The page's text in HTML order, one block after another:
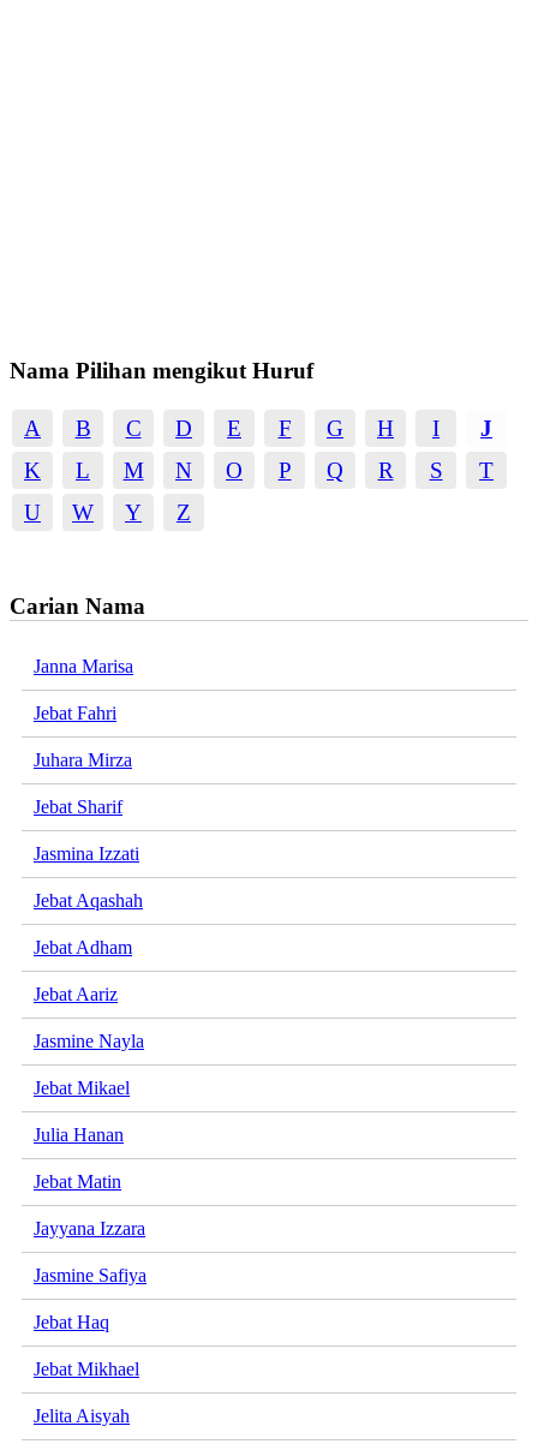
Nama Pilihan mengikut Huruf
A B C D E F G H I
J
K
L M N O P Q R S
T
U
W Y Z
Carian Nama
Janna Marisa
Jebat Fahri
Juhara Mirza
Jebat Sharif
Jasmina Izzati
Jebat Aqashah
Jebat Adham
Jebat Aariz
Jasmine Nayla
Jebat Mikael
Julia Hanan
Jebat Matin
Jayyana Izzara
Jasmine Safiya
Jebat Haq
Jebat Mikhael
Jelita Aisyah